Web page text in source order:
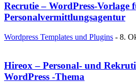
Recrutie – WordPress-Vorlage
Personalvermittlungsagentur
Wordpress Templates und Plugins - 8.
Hireox – Personal- und
WordPress -Thema